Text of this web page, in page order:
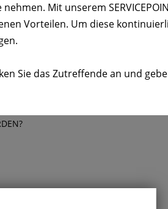
Mit unserem
Vorteilen. Um diese
Sie das Zutreffende an und